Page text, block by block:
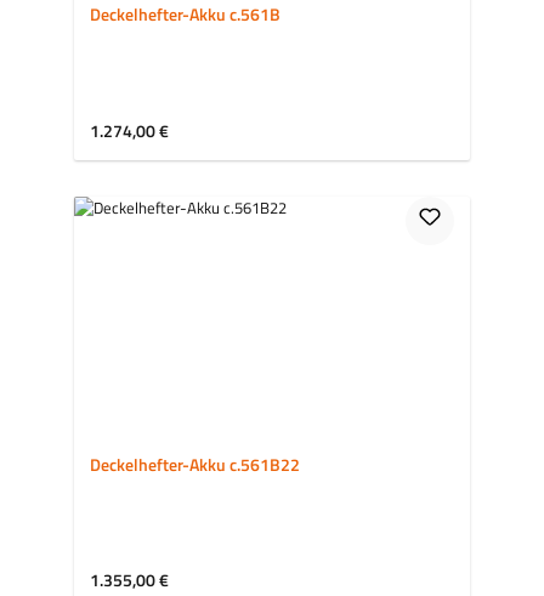
Deckelhefter-Akku c.561B
Regulärer Preis:
1.274,00 €
Deckelhefter-Akku c.561B22
Regulärer Preis:
1.355,00 €